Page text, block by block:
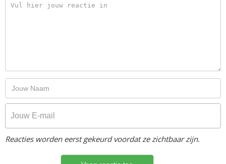
Reacties worden eerst gekeurd voordat ze zichtbaar zijn.